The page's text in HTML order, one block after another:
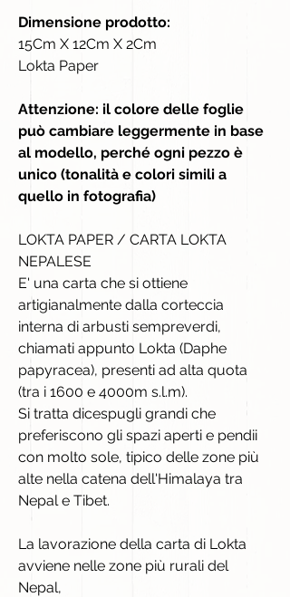
Dimensione prodotto:
15Cm X 12Cm X 2Cm
Lokta Paper
Attenzione: il colore delle foglie
può cambiare leggermente in base
al modello, perché ogni pezzo è
unico (tonalità e colori simili a
quello in fotografia)
LOKTA PAPER / CARTA LOKTA
NEPALESE
E' una carta che si ottiene
artigianalmente dalla corteccia
interna di arbusti sempreverdi,
chiamati appunto Lokta (Daphe
papyracea), presenti ad alta quota
(tra i 1600 e 4000m s.l.m).
Si tratta dicespugli grandi che
preferiscono gli spazi aperti e pendii
con molto sole, tipico delle zone più
alte nella catena dell'Himalaya tra
Nepal e Tibet.
La lavorazione della carta di Lokta
avviene nelle zone più rurali del
Nepal,